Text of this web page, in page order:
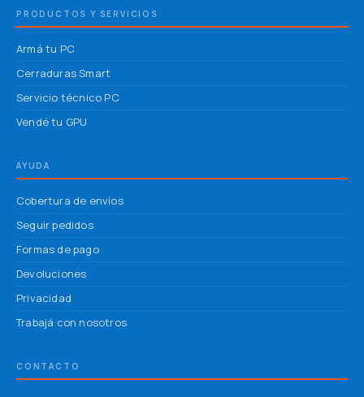
PRODUCTOS Y SERVICIOS
Armá tu PC
Cerraduras Smart
Servicio técnico PC
Vendé tu GPU
AYUDA
Cobertura de envíos
Seguir pedidos
Formas de pago
Devoluciones
Privacidad
Trabajá con nosotros
CONTACTO